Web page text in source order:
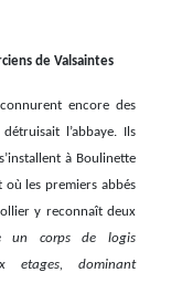
de Valsaintes
encore des
l’abbaye. Ils
à Boulinette
les premiers abbés
y reconnaît deux
un corps de logis
etages, dominant